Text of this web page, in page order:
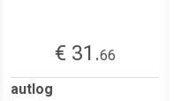
€ 31.66
autlog